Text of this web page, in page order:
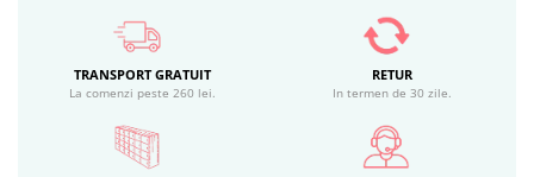
TRANSPORT GRATUIT
La comenzi peste 260 lei.
RETUR
In termen de 30 zile.